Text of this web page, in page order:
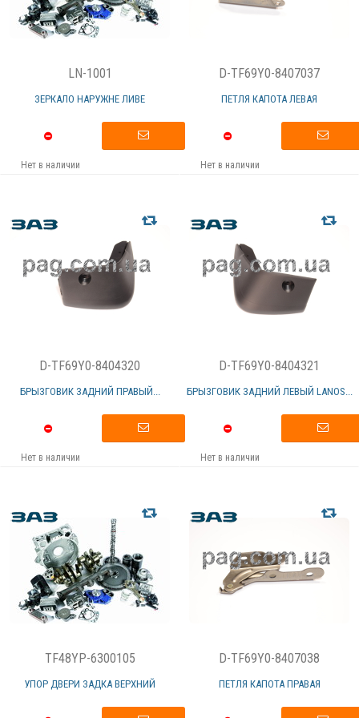
LN-1001
ЗЕРКАЛО НАРУЖНЕ ЛИВЕ
Нет в наличии
D-TF69Y0-8407037
ПЕТЛЯ КАПОТА ЛЕВАЯ
Нет в наличии
D-TF69Y0-8404320
БРЫЗГОВИК ЗАДНИЙ ПРАВЫЙ...
Нет в наличии
D-TF69Y0-8404321
БРЫЗГОВИК ЗАДНИЙ ЛЕВЫЙ LANOS...
Нет в наличии
TF48YP-6300105
УПОР ДВЕРИ ЗАДКА ВЕРХНИЙ
D-TF69Y0-8407038
ПЕТЛЯ КАПОТА ПРАВАЯ